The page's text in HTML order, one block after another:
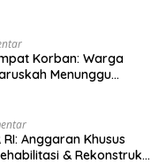
Korban: Warga
Menunggu
Anggaran Khusus
& Rekonstruksi